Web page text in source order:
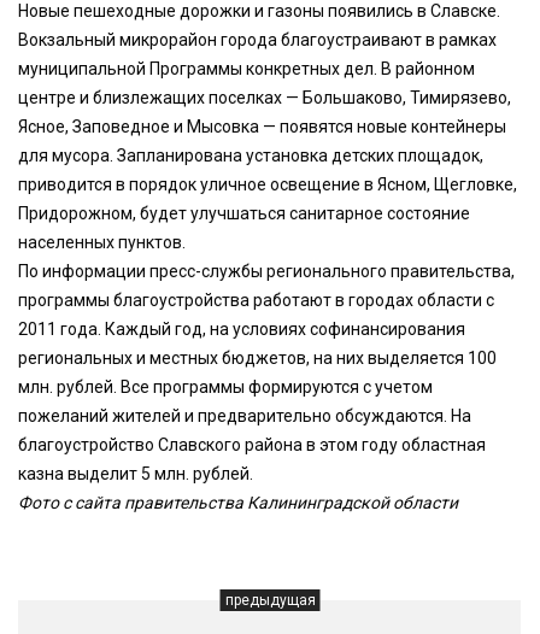
Новые пешеходные дорожки и газоны появились в Славске.
Вокзальный микрорайон города благоустраивают в рамках
муниципальной Программы конкретных дел. В районном
центре и близлежащих поселках — Большаково, Тимирязево,
Ясное, Заповедное и Мысовка — появятся новые контейнеры
для мусора. Запланирована установка детских площадок,
приводится в порядок уличное освещение в Ясном, Щегловке,
Придорожном, будет улучшаться санитарное состояние
населенных пунктов.
По информации пресс-службы регионального правительства,
программы благоустройства работают в городах области с
2011 года. Каждый год, на условиях софинансирования
региональных и местных бюджетов, на них выделяется 100
млн. рублей. Все программы формируются с учетом
пожеланий жителей и предварительно обсуждаются. На
благоустройство Славского района в этом году областная
казна выделит 5 млн. рублей.
Фото с сайта правительства Калининградской области
предыдущая